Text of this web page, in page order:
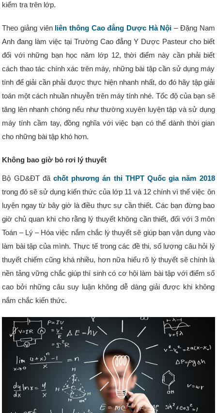
kiểm tra trên lớp.
Theo giảng viên liên thông Cao đẳng Dược Hà Nội – Đặng Nam
Anh đang làm việc tại Trường Cao đẳng Y Dược Pasteur cho biết
đối với những bạn học năm lớp 12, thời điểm này cần phải biết
cách thao tác chính xác trên máy, những bài tập cần sử dụng máy
tính để giải cần phải được thực hiện nhanh nhất, do đó hãy tập giải
toán một cách nhuần nhuyễn trên máy tính nhé. Tốc độ của bạn sẽ
tăng lên nhanh chóng nếu như thường xuyên luyện tập và sử dụng
máy tính cầm tay, đồng nghĩa với việc bạn có thể dành thời gian
cho những bài tập khó hơn.
Không bao giờ bỏ rơi lý thuyết
Bộ GD&ĐT đãchốt phương án thi THPT Quốc gia năm 2018
trong đó sẽ sử dụng kiến thức của lớp 11 và 12 chính vì thế việc ôn
luyện ngay từ bây giờ là điều thực sự cần thiết. Các bạn đừng bao
giờ chủ quan khi cho rằng lý thuyết không cần thiết, đối với 3 môn
Toán – Lý – Hóa việc nắm chắc lý thuyết sẽ giúp bạn vận dụng vào
làm bài tập của mình. Thực tế trong các đề thi, số lượng câu hỏi lý
thuyết chiếm cũng khá nhiều, hơn nữa hiểu rõ lý thuyết sẽ chính là
nền tảng vững chắc giúp thí sinh có cơ hội làm bài tập với điểm số
cao bởi những câu suy luận không dễ dàng giải được khi không
nắm chắc kiến thức.